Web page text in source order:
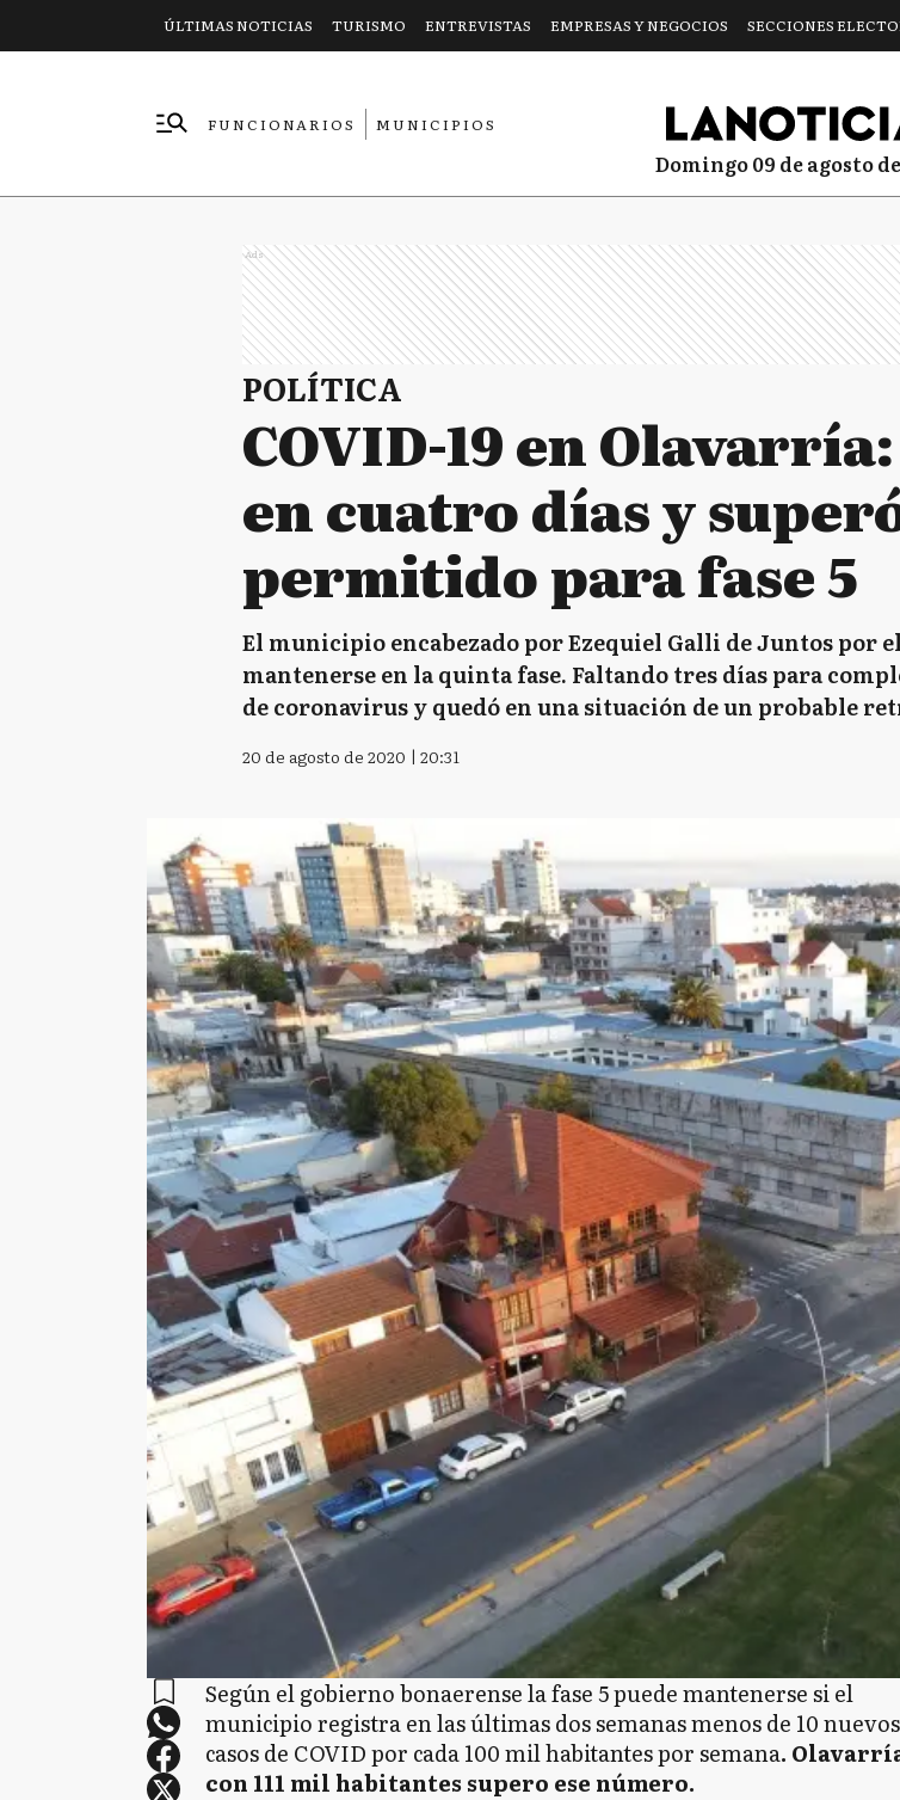
ÚLTIMAS NOTICIAS TURISMO ENTREVISTAS EMPRESAS Y NEGOCIOS SECCIONES
FUNCIONARIOS
MUNICIPIOS
domingo 09 de agosto
Ads
POLÍTICA
COVID-19 en
en cuatro días y
permitido para fase 5
El municipio encabezado por Ezequiel Galli de Juntos por
mantenerse en la quinta fase. Faltando tres días para
de coronavirus y quedó en una situación de un probable
20 de agosto de 2020 | 20:31
Según el gobierno bonaerense la fase 5 puede mantenerse si el
municipio registra en las últimas dos semanas menos de 10 nuevos
casos de COVID por cada 100 mil habitantes por semana.
con 111 mil habitantes supero ese número.